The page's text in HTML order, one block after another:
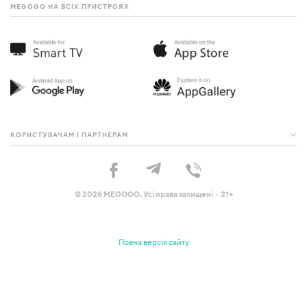
MEGOGO НА ВСІХ ПРИСТРОЯХ
КОРИСТУВАЧАМ І ПАРТНЕРАМ
© 2026 MEGOGO. Усі права захищені · 21+
Повна версія сайту